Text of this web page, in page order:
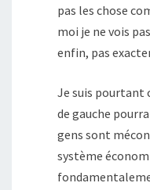
pas les chose
moi je ne vois
enfin, pas
Je suis pourtant
de gauche
gens sont
système